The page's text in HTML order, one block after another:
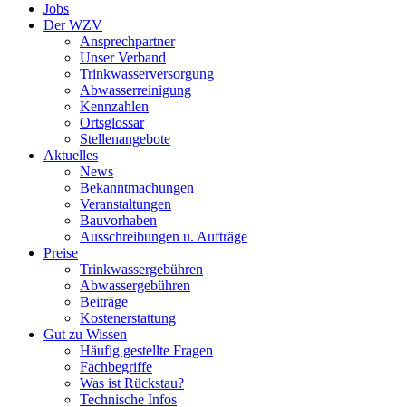
Jobs
Der WZV
Ansprechpartner
Unser Verband
Trinkwasser­versorgung
Abwasserreinigung
Kennzahlen
Ortsglossar
Stellenangebote
Aktuelles
News
Bekanntmachungen
Veranstaltungen
Bauvorhaben
Ausschreibungen u. Aufträge
Preise
Trinkwassergebühren
Abwassergebühren
Beiträge
Kostenerstattung
Gut zu Wissen
Häufig gestellte Fragen
Fachbegriffe
Was ist Rückstau?
Technische Infos